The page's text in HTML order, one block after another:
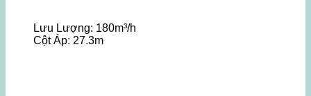
Lưu Lượng: 180m³/h
Cột Áp: 27.3m